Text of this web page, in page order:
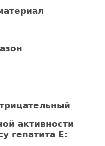
активности
гепатита Е: